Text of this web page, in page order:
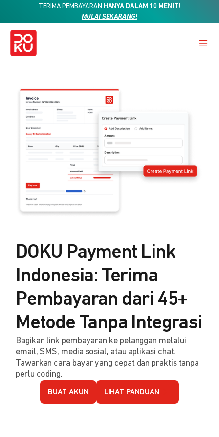
TERIMA PEMBAYARAN HANYA DALAM 10 MENIT!
MULAI SEKARANG!
DOKU Payment Link
Indonesia: Terima
Pembayaran dari 45+
Metode Tanpa Integrasi
Bagikan link pembayaran ke pelanggan melalui
email, SMS, media sosial, atau aplikasi chat.
Tawarkan cara bayar yang cepat dan praktis tanpa
perlu coding.
BUAT AKUN LIHAT PANDUAN